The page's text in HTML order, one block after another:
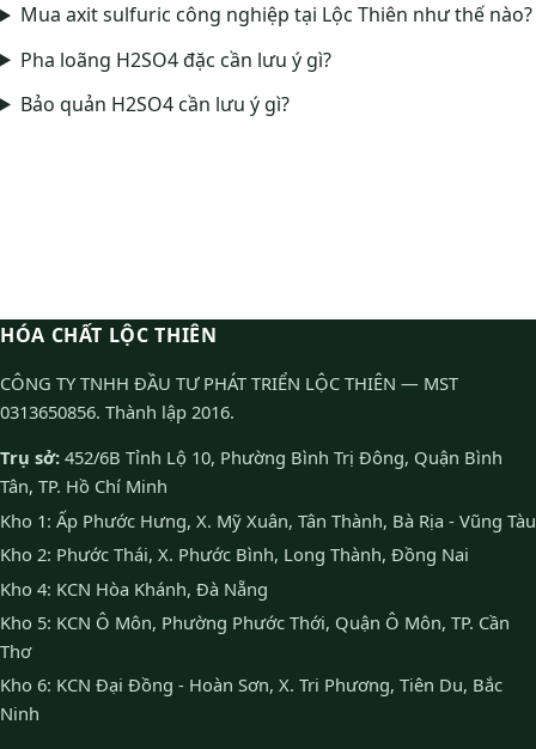
Mua axit sulfuric công nghiệp tại Lộc Thiên như thế nào?
Pha loãng H2SO4 đặc cần lưu ý gì?
Bảo quản H2SO4 cần lưu ý gì?
HÓA CHẤT LỘC THIÊN
CÔNG TY TNHH ĐẦU TƯ PHÁT TRIỂN LỘC THIÊN — MST
0313650856. Thành lập 2016.
Trụ sở: 452/6B Tỉnh Lộ 10, Phường Bình Trị Đông, Quận Bình
Tân, TP. Hồ Chí Minh
Kho 1: Ấp Phước Hưng, X. Mỹ Xuân, Tân Thành, Bà Rịa - Vũng Tàu
Kho 2: Phước Thái, X. Phước Bình, Long Thành, Đồng Nai
Kho 4: KCN Hòa Khánh, Đà Nẵng
Kho 5: KCN Ô Môn, Phường Phước Thới, Quận Ô Môn, TP. Cần
Thơ
Kho 6: KCN Đại Đồng - Hoàn Sơn, X. Tri Phương, Tiên Du, Bắc
Ninh